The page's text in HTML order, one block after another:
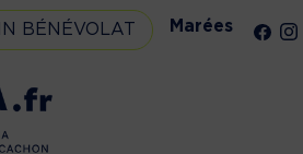
BÉNÉVOLAT Marées